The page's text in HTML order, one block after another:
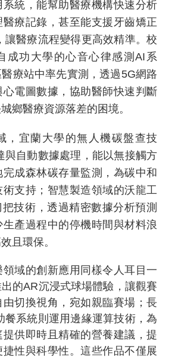
統，能幫助醫療機構快速分析
療記錄，甚至能支援牙齒矯正
讓醫療流程變得更高效精準。校
成功大學的心音心律感測AI 系
療站中率先實測，透過 5G網路
電圖數據，協助醫師快速判斷
鄉醫療資源落差的困境。
，宜蘭大學的無人機碳盤查技
與自動數據處理，能以無接觸方
成森林碳存量監測，為碳中和
支持；智慧製造領域的沃龍工
把技術，透過精密數據分析預測
生產過程中的停機時間與材料浪
且環保。
域的創新應用同樣令人耳目一
的AR沉浸式球場體驗，讓觀賽
切換視角，宛如親臨賽場；長
餐系統則運用邊緣運算技術，為
供即時且精確的營養建議，提
性與科學性。這些作品不僅展